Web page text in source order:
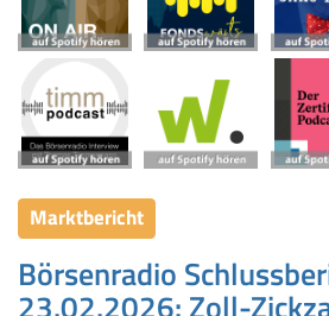
Marktbericht
Börsenradio